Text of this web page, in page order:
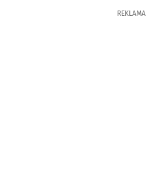
REKLAMA